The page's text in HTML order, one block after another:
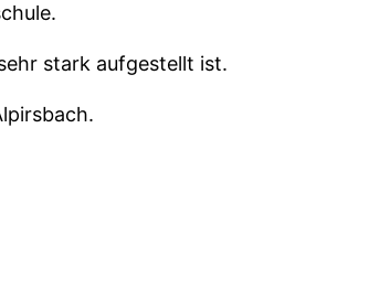
stark aufgestellt ist.